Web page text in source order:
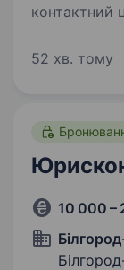
контактний
до
52 хв. тому
10 000 –